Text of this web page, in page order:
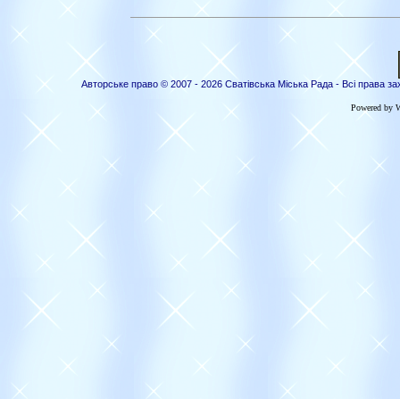
Авторське право © 2007 - 2026 Сватівська Міська Рада - Всі права
Powered by